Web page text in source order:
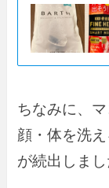
ちなみに、
顔・体を洗
が続出しまし